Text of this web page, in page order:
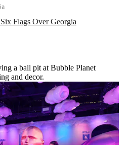
Flags Over Georgia
a ball pit at Bubble Planet
and decor.